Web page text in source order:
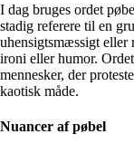
I dag bruges ordet
stadig referere til en
uhensigtsmæssigt eller
ironi eller humor.
mennesker, der
kaotisk måde.
Nuancer af pøbel